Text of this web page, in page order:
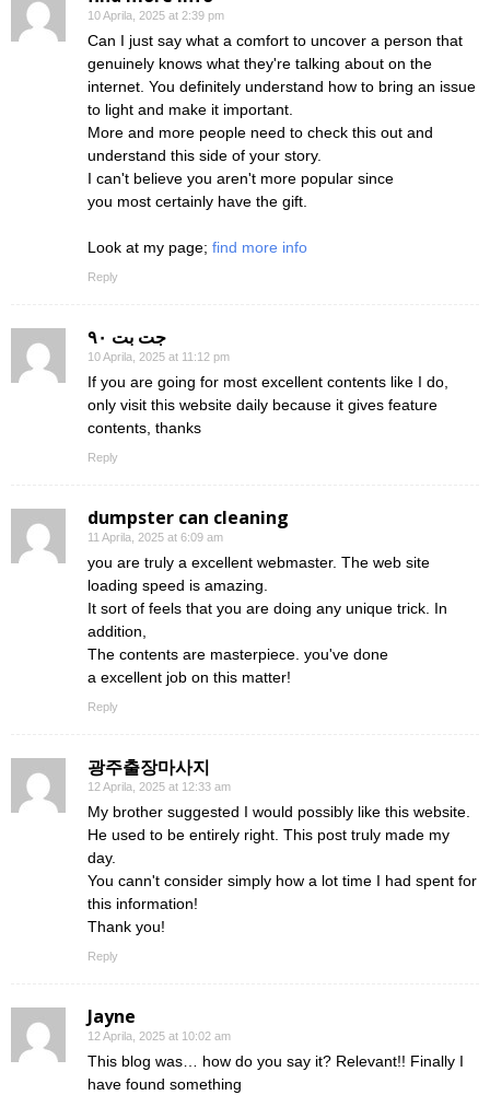
10 Aprila, 2025 at 2:39 pm
Can I just say what a comfort to uncover a person that
genuinely knows what they're talking about on the
internet. You definitely understand how to bring an issue
to light and make it important.
More and more people need to check this out and
understand this side of your story.
I can't believe you aren't more popular since
you most certainly have the gift.
Look at my page; find more info
Reply
جت بت ۹۰
10 Aprila, 2025 at 11:12 pm
If you are going for most excellent contents like I do,
only visit this website daily because it gives feature
contents, thanks
Reply
dumpster can cleaning
11 Aprila, 2025 at 6:09 am
you are truly a excellent webmaster. The web site
loading speed is amazing.
It sort of feels that you are doing any unique trick. In
addition,
The contents are masterpiece. you've done
a excellent job on this matter!
Reply
광주출장마사지
12 Aprila, 2025 at 12:33 am
My brother suggested I would possibly like this website.
He used to be entirely right. This post truly made my
day.
You cann't consider simply how a lot time I had spent for
this information!
Thank you!
Reply
Jayne
12 Aprila, 2025 at 10:02 am
This blog was… how do you say it? Relevant!! Finally I
have found something